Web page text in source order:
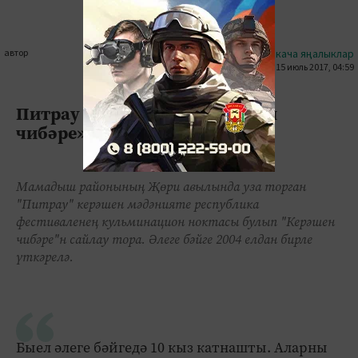
автор #кыскача яңалыклар
15 июль 2017, 04:59
1630
0
Питрау бәйрәмендә «Керәшен
чибәре»н сайладылар
Мамадыш районының Җөри авылында уза торган
"Питрау" керәшен мәдәнияте республика
фестиваленең кульминацион ноктасы булып "Керәшен
чибәре"н сайлау тора. Әлеге бәйге 2004 елдан бирле
үткәрелә.
Быел әлеге бәйгедә 10 кыз катнашты. Аларны